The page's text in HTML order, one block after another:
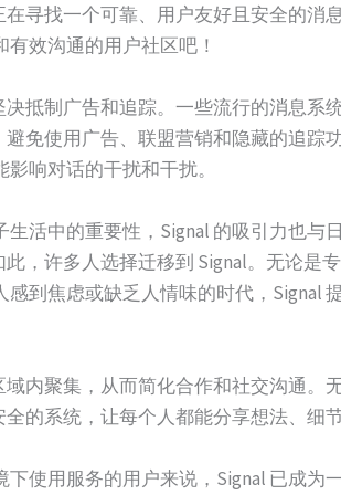
寻找一个可靠、用户友好且安全的消
效沟通的用户社区吧！
抵制广告和追踪。一些流行的消息
免使用广告、联盟营销和隐藏的追踪
响对话的干扰和干扰。
活中的重要性，Signal 的吸引力也
，许多人选择迁移到 Signal。无论
到焦虑或缺乏人情味的时代，Signal
内聚集，从而简化合作和社交沟通
的系统，让每个人都能分享想法、细
使用服务的用户来说，Signal 已成